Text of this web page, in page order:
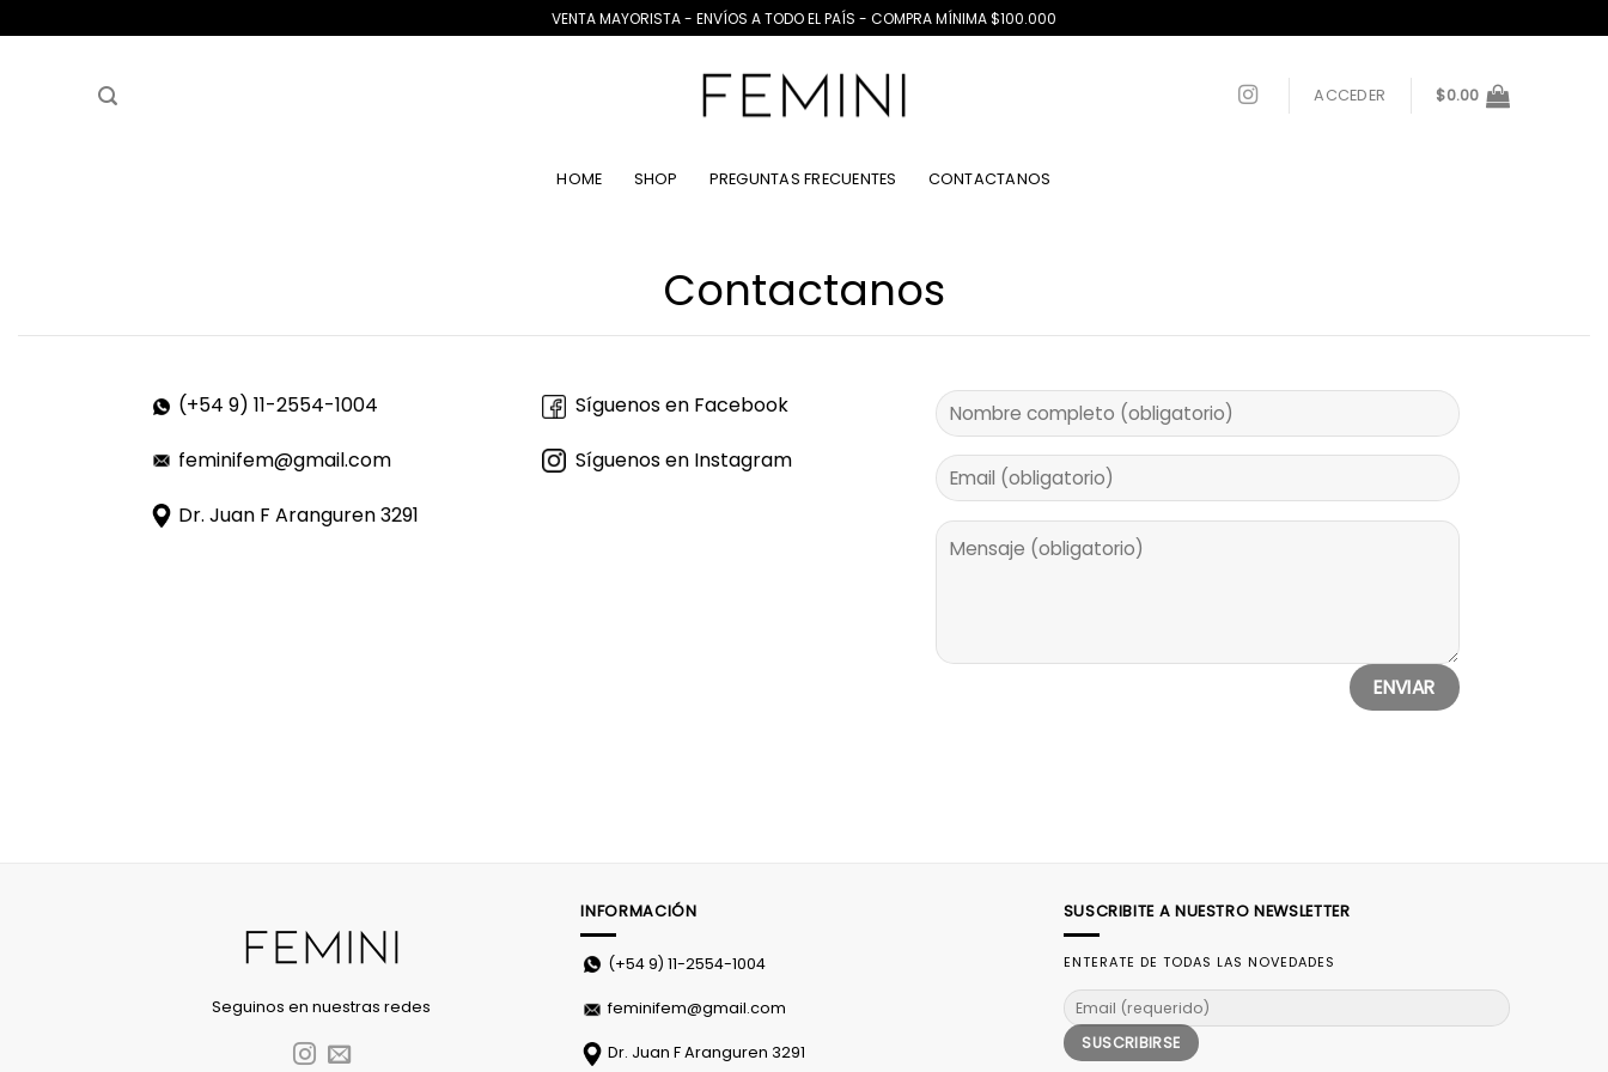
al
VENTA MAYORISTA - ENVÍOS A TODO EL PAÍS - COMPRA MÍNIMA $100.000
ACCEDER $0.00
HOME SHOP PREGUNTAS FRECUENTES CONTACTANOS
Contactanos
(+54 9) 11-2554-1004
feminifem@gmail.com
Dr. Juan F Aranguren 3291
Síguenos en Facebook
Síguenos en Instagram
Seguinos en nuestras redes
INFORMACIÓN
(+54 9)11-2554-1004
feminifem@gmail.com
Dr. Juan F Aranguren 3291
SUSCRIBITE A NUESTRO NEWSLETTER
ENTERATE DE TODAS LAS NOVEDADES